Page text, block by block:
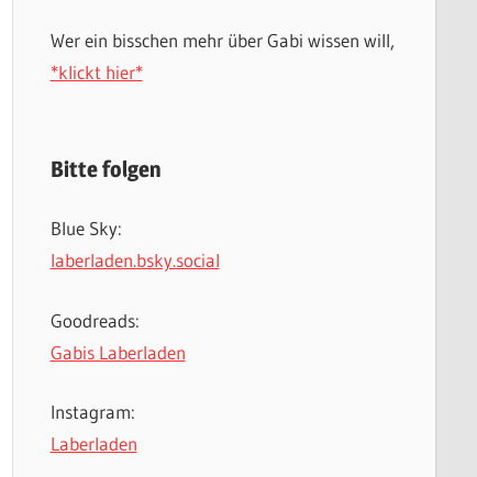
Wer ein bisschen mehr über Gabi wissen will,
*klickt hier*
Bitte folgen
Blue Sky:
laberladen.bsky.social
Goodreads:
Gabis Laberladen
Instagram:
Laberladen